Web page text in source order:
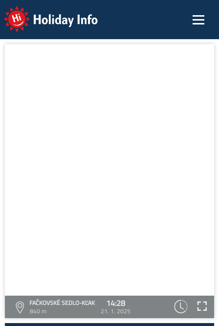
Holiday Info
FAČKOVSKÉ SEDLO-KĽAK
840 m
14:28
21. 1. 2025